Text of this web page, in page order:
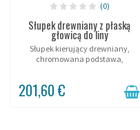
(0)
Słupek drewniany z płaską
głowicą do liny
Słupek kierujący drewniany,
chromowana podstawa,
201,60 €